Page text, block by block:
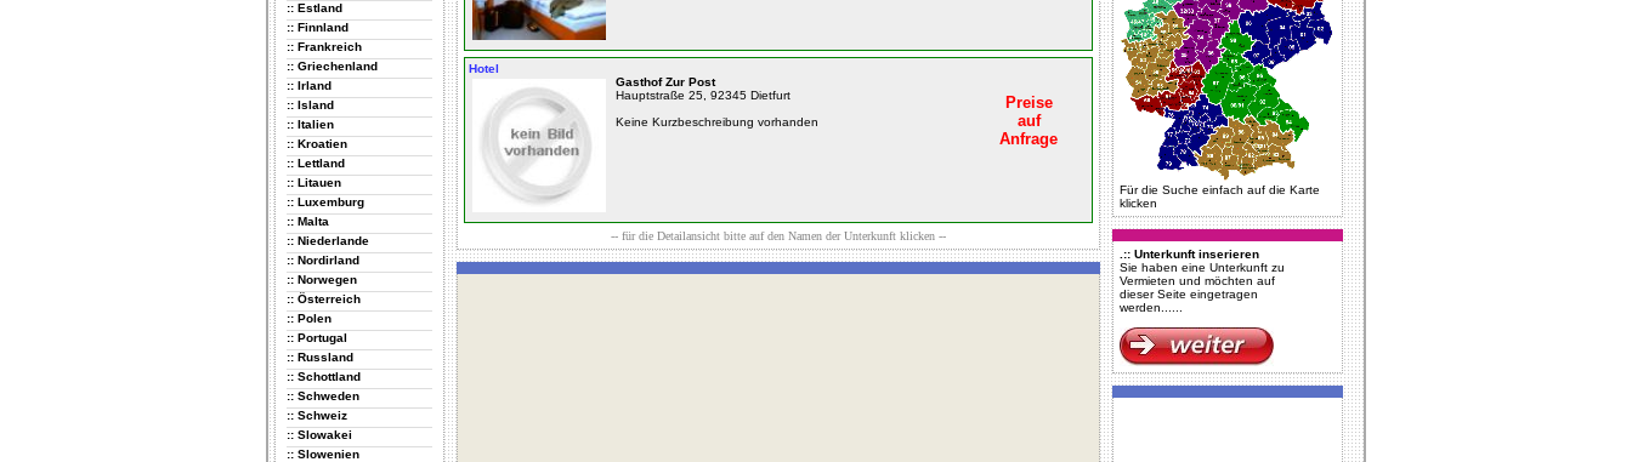
:: Estland
:: Finnland
:: Frankreich
:: Griechenland
:: Irland
:: Island
:: Italien
:: Kroatien
:: Lettland
:: Litauen
:: Luxemburg
:: Malta
:: Niederlande
:: Nordirland
:: Norwegen
:: Österreich
:: Polen
:: Portugal
:: Russland
:: Schottland
:: Schweden
:: Schweiz
:: Slowakei
:: Slowenien
Hotel
Gasthof Zur Post
Hauptstraße 25, 92345 Dietfurt
Keine Kurzbeschreibung vorhanden
Preise
auf
Anfrage
-- für die Detailansicht bitte auf den Namen der Unterkunft klicken --
Für die Suche einfach auf die Karte
klicken
.:: Unterkunft inserieren
Sie haben eine Unterkunft zu
Vermieten und möchten auf
dieser Seite eingetragen
werden......